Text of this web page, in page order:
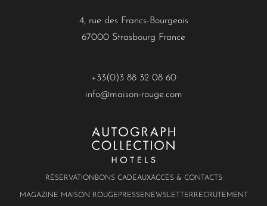
4, rue des Francs-Bourgeois
67000 Strasbourg France
+33(0)3 88 32 08 60
info@maison-rouge.com
RÉSERVATION BONS CADEAUXACCÈS & CONTACTS
MAGAZINE MAISON ROUGE PRESSE NEWSLETTER RECRUTEMENT